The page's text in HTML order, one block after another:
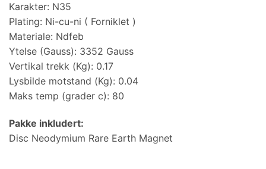
Karakter: N35
Plating: Ni-cu-ni ( Forniklet )
Materiale: Ndfeb
Ytelse (Gauss): 3352 Gauss
Vertikal trekk (Kg): 0.17
Lysbilde motstand (Kg): 0.04
Maks temp (grader c): 80
Pakke inkludert:
Disc Neodymium Rare Earth Magnet